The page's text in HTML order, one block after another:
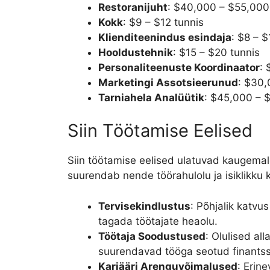
Restoranijuht: $40,000 –
Kokk: $9 – $12 tunnis
Klienditeenindus esindaja: $8 –
Hooldustehnik: $15 – $20 tunnis
Personaliteenuste Koordinaator:
Marketingi Assotsieerunud:
Tarniahela Analüütik: $45,000 –
Siin Töötamise Eelised
Siin töötamise eelised ulatuvad
suurendab nende töörahulolu ja isiklikku
Tervisekindlustus: Põhjalik
tagada töötajate heaolu.
Töötaja Soodustused: Olulised
suurendavad tööga seotud
Karjääri Arenguvõimalused: